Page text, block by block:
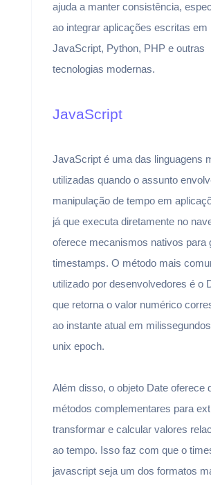
ajuda a manter consistência,
ao integrar aplicações escritas em
JavaScript, Python, PHP e outras
tecnologias modernas.
JavaScript
JavaScript é uma das linguagens
utilizadas quando o assunto
manipulação de tempo em
já que executa diretamente no
oferece mecanismos nativos para
timestamps. O método mais
utilizado por desenvolvedores é o
que retorna o valor numérico
ao instante atual em
unix epoch.
Além disso, o objeto Date oferece
métodos complementares para
transformar e calcular valores
ao tempo. Isso faz com que o
javascript seja um dos formatos